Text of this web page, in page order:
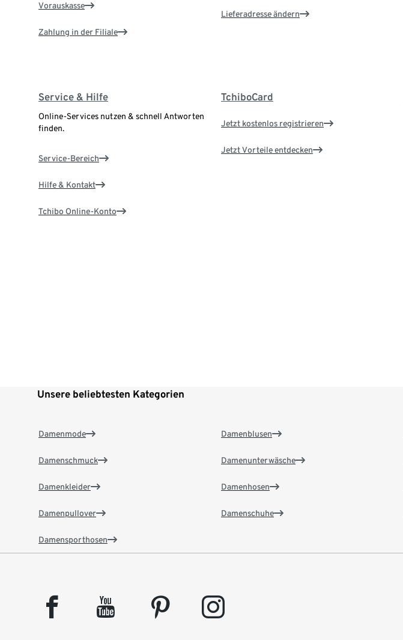
Vorauskasse
Zahlung in der Filiale
Lieferadresse ändern
Service & Hilfe
Online-Services nutzen & schnell Antworten
finden.
Service-Bereich
Hilfe & Kontakt
Tchibo Online-Konto
TchiboCard
Jetzt kostenlos registrieren
Jetzt Vorteile entdecken
Unsere beliebtesten Kategorien
Damenmode
Damenschmuck
Damenkleider
Damenpullover
Damensporthosen
Damenblusen
Damenunterwäsche
Damenhosen
Damenschuhe
facebook youtube pinterest instagram